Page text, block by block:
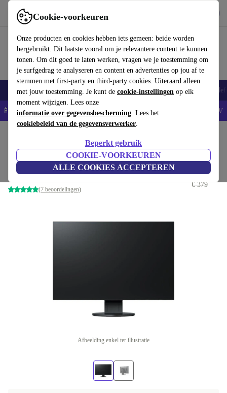
Cookie-voorkeuren
Onze producten en cookies hebben iets gemeen: beide worden
hergebruikt. Dit laatste vooral om je relevantere content te kunnen
tonen. Om dit goed te laten werken, vragen we je toestemming om
je surfgedrag te analyseren en content en advertenties op jou af te
stemmen met first-party en third-party cookies. Uiteraard alleen
met jouw toestemming. Je kunt de cookie-instellingen op elk
moment wijzigen. Lees onze
informatie over gegevensbescherming. Lees het
cookiebeleid van de gegevensverwerker.
Beperkt gebruik
COOKIE-VOORKEUREN
ALLE COOKIES ACCEPTEREN
Gebruik refurbed snel en eenvoudig
Smartphones Laptops Tablets Smartwatches Accessoires
📱5% EXTRA korting op alle iPhones – Code: IPHONEDEAL - AV
Eizo FlexScan EV2456 | 24.1-inch
Zwart
(7 beoordelingen)
€ 179
€ 379
Afbeelding enkel ter illustratie